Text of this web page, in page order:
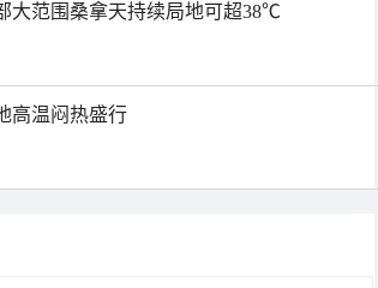
大范围桑拿天持续局地可超38℃
高温闷热盛行